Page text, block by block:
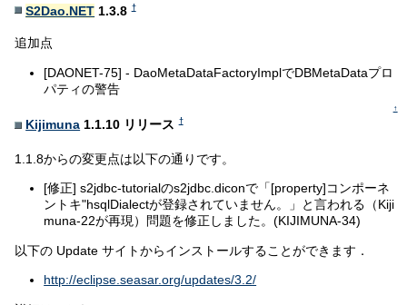
S2Dao.NET 1.3.8 †
追加点
[DAONET-75] - DaoMetaDataFactoryImplでDBMetaDataプロ
パティの警告
↑
Kijimuna 1.1.10 リリース †
1.1.8からの変更点は以下の通りです。
[修正] s2jdbc-tutorialのs2jdbc.diconで「[property]コンポーネ
ントキ"hsqlDialectが登録されていません。」と言われる（Kiji
muna-22が再現）問題を修正しました。(KIJIMUNA-34)
以下の Update サイトからインストールすることができます．
http://eclipse.seasar.org/updates/3.2/